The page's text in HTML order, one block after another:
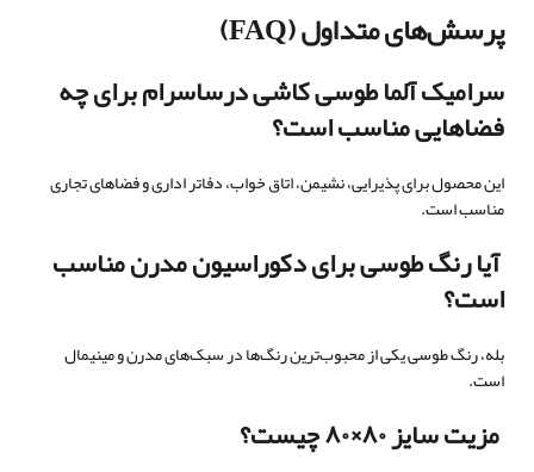
پرسش‌های متداول (FAQ)
سرامیک آلما طوسی کاشی درساسرام برای چه
فضاهایی مناسب است؟
این محصول برای پذیرایی، نشیمن، اتاق خواب، دفاتر اداری و فضاهای تجاری
مناسب است.
آیا رنگ طوسی برای دکوراسیون مدرن مناسب
است؟
بله، رنگ طوسی یکی از محبوب‌ترین رنگ‌ها در سبک‌های مدرن و مینیمال
است.
مزیت سایز ۸۰×۸۰ چیست؟